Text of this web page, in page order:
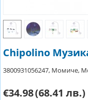
Chipolino
3800931056247, Момиче,
€34.98(68.41 лв.)